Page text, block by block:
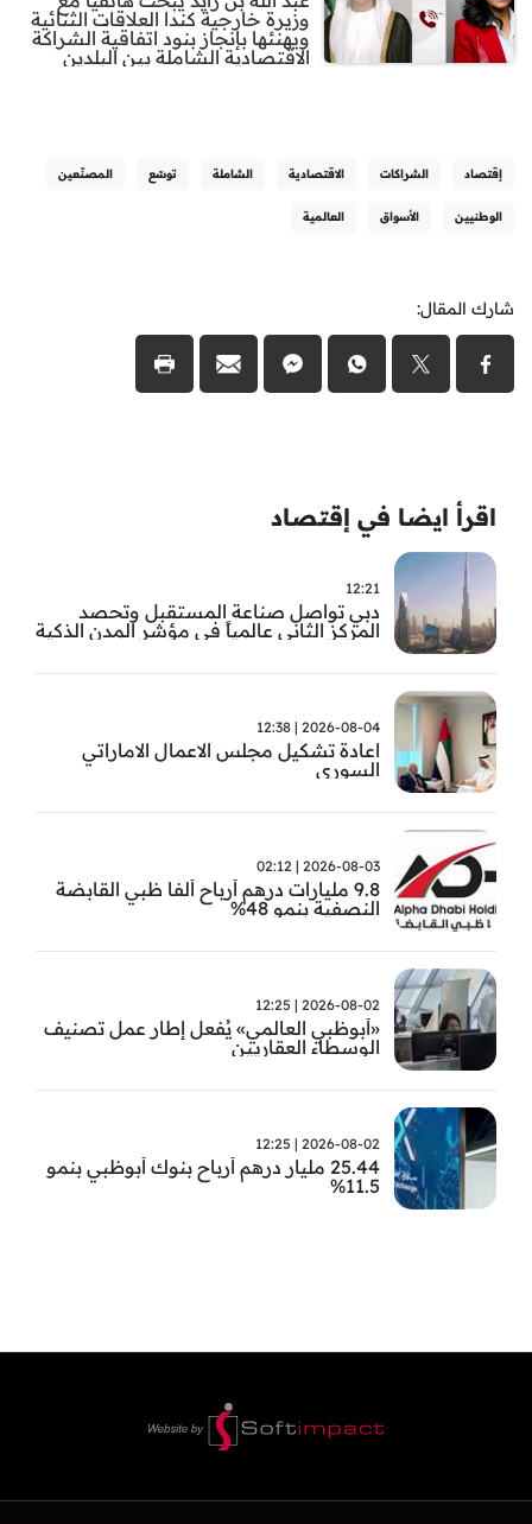
وزيرة خارجية كندا العلاقات الثنائية
ويهنئها بإنجاز بنود اتفاقية الشراكة
الاقتصادية الشاملة بين البلدين
إقتصاد الشراكات الاقتصادية الشاملة توسّع المصنّعين
الوطنيين الأسواق العالمية
شارك المقال:
اقرأ ايضا في إقتصاد
12:21
دبي تواصل صناعة المستقبل وتحصد
المركز الثاني عالمياً في مؤشر المدن الذكية
2026-08-04 | 12:38
اعادة تشكيل مجلس الاعمال الاماراتي
السوري
2026-08-03 | 02:12
9.8 مليارات درهم أرباح ألفا ظبي القابضة
النصفية بنمو 48%
2026-08-02 | 12:25
«أبوظبي العالمي» يُفعل إطار عمل تصنيف
الوسطاء العقاريين
2026-08-02 | 12:25
25.44 مليار درهم أرباح بنوك أبوظبي بنمو
11.5%